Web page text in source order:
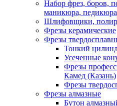
Набор фрез, боров,
маникюра, педикюра
Шлифовщики,
Фрезы керамические
Фрезы
Тонкий
Усеченные
Фрезы
Камед (Казань)
Фрезы
Фрезы алмазные
Бутон